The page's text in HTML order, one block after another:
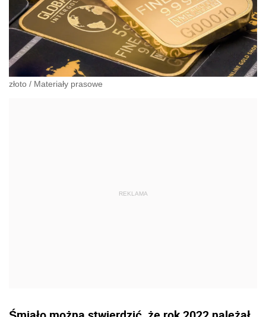
złoto / Materiały prasowe